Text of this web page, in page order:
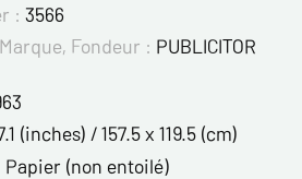
: 3566
Fondeur : PUBLICITOR
(inches) / 157.5 x 119.5 (cm)
Papier (non entoilé)